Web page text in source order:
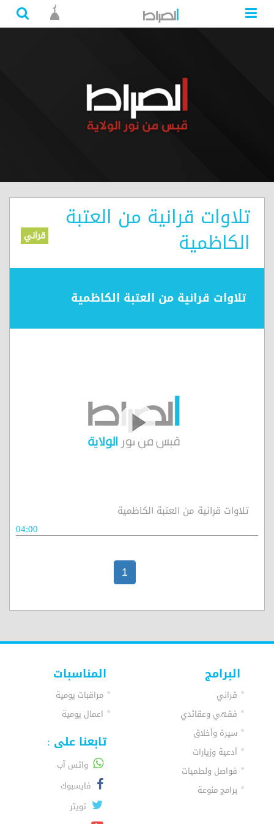
تلاوات قرانية من العتبة
الكاظمية قراني
تلاوات قرانية من العتبة الكاظمية
تلاوات قرانية من العتبة الكاظمية
04:00
1
البرامج
قراني
فقهي وعقائدي
سيرة وأخلاق
أدعية وزيارات
فواصل ولطميات
برامج منوعة
المناسبات
مراقبات يومية
اعمال يومية
تابعنا على :
واتس آب
فايسبوك
تويتر